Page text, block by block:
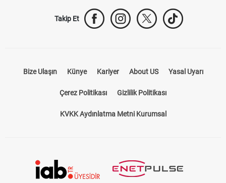
Takip Et
Bize Ulaşın Künye Kariyer About US Yasal Uyarı
Çerez Politikası Gizlilik Politikası
KVKK Aydınlatma Metni Kurumsal